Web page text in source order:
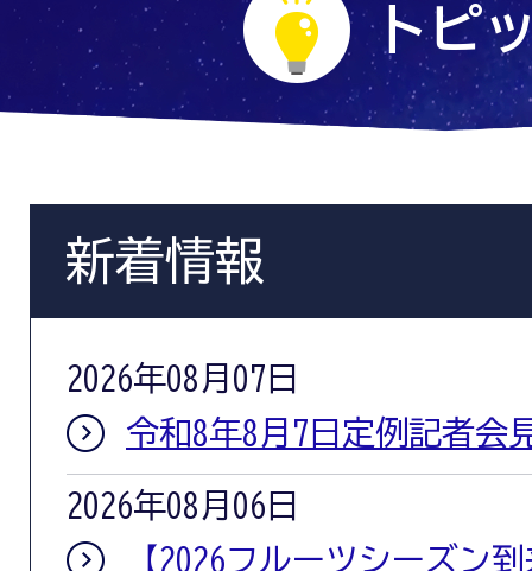
トピ
新着情報
2026年08月07日
令和8年8月7日定例記者会
2026年08月06日
【2026フルーツシーズン